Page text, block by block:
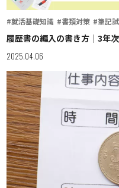
#就活基礎知識 #書類対策 #筆記
履歴書の編入の書き方｜3年
2025.04.06